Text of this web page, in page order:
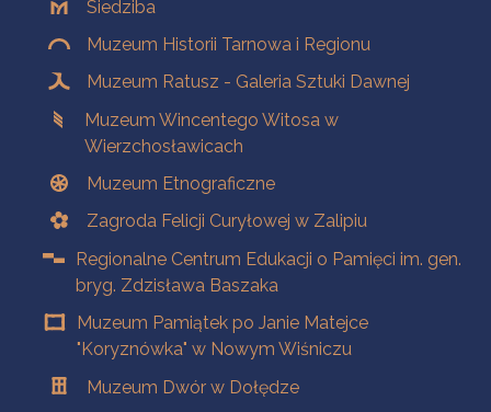
Siedziba
Muzeum Historii Tarnowa i Regionu
Muzeum Ratusz - Galeria Sztuki Dawnej
Muzeum Wincentego Witosa w
Wierzchosławicach
Muzeum Etnograficzne
Zagroda Felicji Curyłowej w Zalipiu
Regionalne Centrum Edukacji o Pamięci im. gen.
bryg. Zdzisława Baszaka
Muzeum Pamiątek po Janie Matejce
"Koryznówka" w Nowym Wiśniczu
Muzeum Dwór w Dołędze